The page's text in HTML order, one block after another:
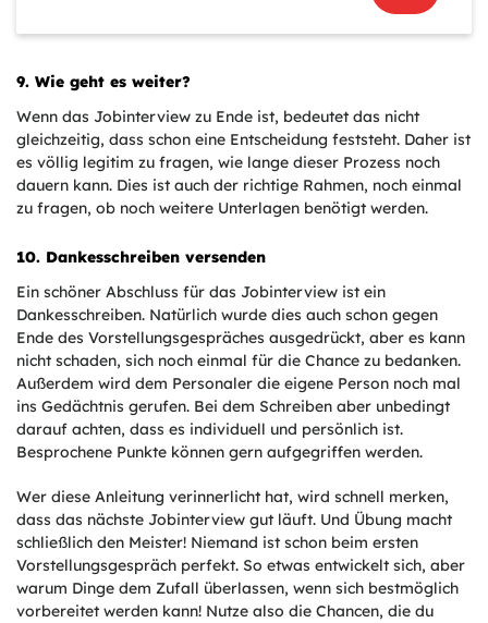
9. Wie geht es weiter?
Wenn das Jobinterview zu Ende ist, bedeutet das nicht
gleichzeitig, dass schon eine Entscheidung feststeht. Daher ist
es völlig legitim zu fragen, wie lange dieser Prozess noch
dauern kann. Dies ist auch der richtige Rahmen, noch einmal
zu fragen, ob noch weitere Unterlagen benötigt werden.
10. Dankesschreiben versenden
Ein schöner Abschluss für das Jobinterview ist ein
Dankesschreiben. Natürlich wurde dies auch schon gegen
Ende des Vorstellungsgespräches ausgedrückt, aber es kann
nicht schaden, sich noch einmal für die Chance zu bedanken.
Außerdem wird dem Personaler die eigene Person noch mal
ins Gedächtnis gerufen. Bei dem Schreiben aber unbedingt
darauf achten, dass es individuell und persönlich ist.
Besprochene Punkte können gern aufgegriffen werden.
Wer diese Anleitung verinnerlicht hat, wird schnell merken,
dass das nächste Jobinterview gut läuft. Und Übung macht
schließlich den Meister! Niemand ist schon beim ersten
Vorstellungsgespräch perfekt. So etwas entwickelt sich, aber
warum Dinge dem Zufall überlassen, wenn sich bestmöglich
vorbereitet werden kann! Nutze also die Chancen, die du